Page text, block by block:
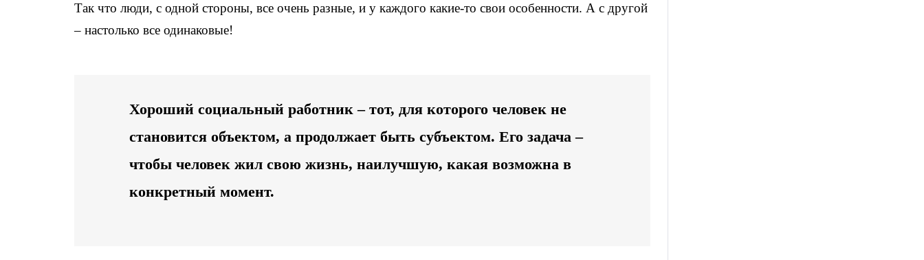
Так что люди, с одной стороны, все очень разные, и у каждого какие-то свои особенности. А с другой
– настолько все одинаковые!
Хороший социальный работник – тот, для которого человек не
становится объектом, а продолжает быть субъектом. Его задача –
чтобы человек жил свою жизнь, наилучшую, какая возможна в
конкретный момент.